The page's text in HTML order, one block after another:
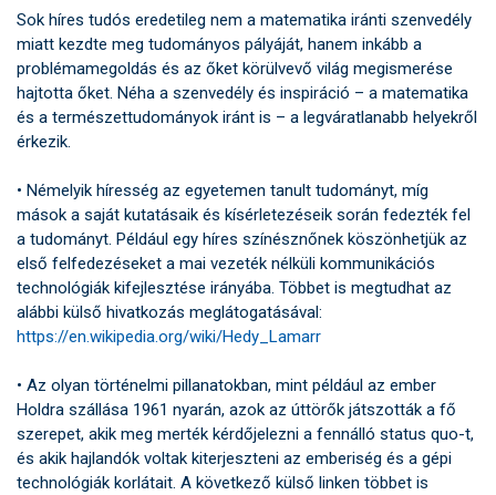
Sok híres tudós eredetileg nem a matematika iránti szenvedély
miatt kezdte meg tudományos pályáját, hanem inkább a
problémamegoldás és az őket körülvevő világ megismerése
hajtotta őket. Néha a szenvedély és inspiráció – a matematika
és a természettudományok iránt is – a legváratlanabb helyekről
érkezik.
• Némelyik híresség az egyetemen tanult tudományt, míg
mások a saját kutatásaik és kísérletezéseik során fedezték fel
a tudományt. Például egy híres színésznőnek köszönhetjük az
első felfedezéseket a mai vezeték nélküli kommunikációs
technológiák kifejlesztése irányába. Többet is megtudhat az
alábbi külső hivatkozás meglátogatásával:
https://en.wikipedia.org/wiki/Hedy_Lamarr
• Az olyan történelmi pillanatokban, mint például az ember
Holdra szállása 1961 nyarán, azok az úttörők játszották a fő
szerepet, akik meg merték kérdőjelezni a fennálló status quo-t,
és akik hajlandók voltak kiterjeszteni az emberiség és a gépi
technológiák korlátait. A következő külső linken többet is